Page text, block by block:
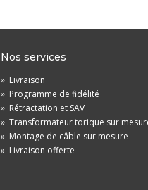
Nos services
» Livraison
» Programme de fidélité
» Rétractation et SAV
» Transformateur torique sur
» Montage de câble sur mesure
» Livraison offerte